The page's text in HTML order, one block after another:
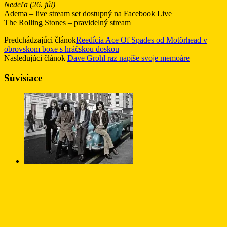
Nedeľa (26. júl)
Adema – live stream set dostupný na Facebook Live
The Rolling Stones – pravidelný stream
Predchádzajúci článokReedícia Ace Of Spades od Motörhead v
obrovskom boxe s hráčskou doskou
Nasledujúci článok Dave Grohl raz napíše svoje memoáre
Súvisiace